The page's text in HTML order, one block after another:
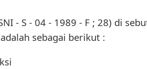
- S - 04 - 1989 - F ; 28) di
sebagai berikut :